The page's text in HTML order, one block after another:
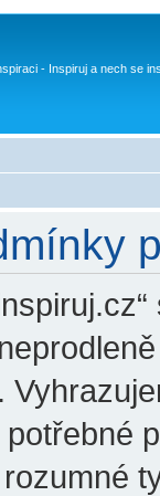
- Inspiruj a nech se